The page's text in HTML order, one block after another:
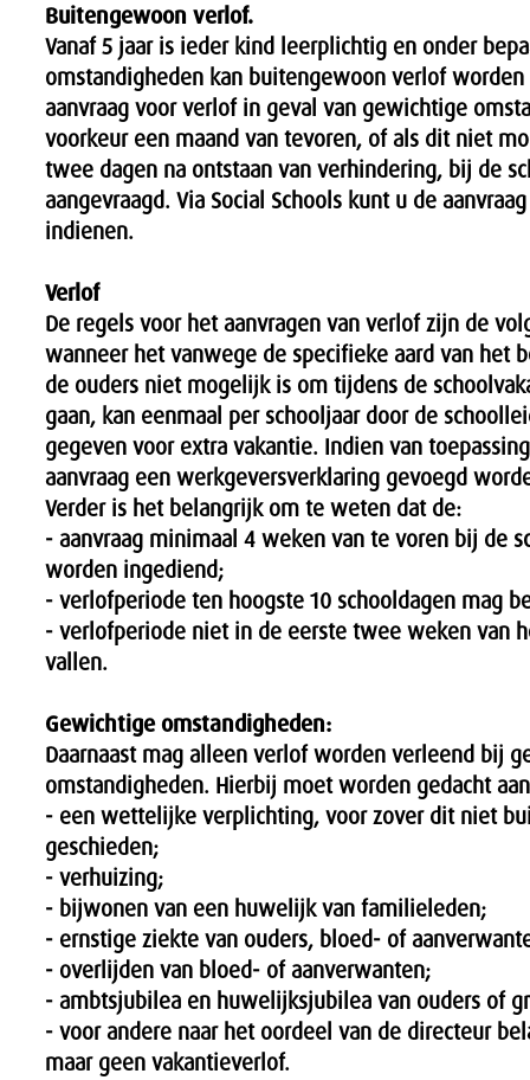
Buitengewoon verlof.
Vanaf 5 jaar is ieder kind leerplichtig en onder
omstandigheden kan buitengewoon verlof worden
aanvraag voor verlof in geval van gewichtige
voorkeur een maand van tevoren, of als dit niet
twee dagen na ontstaan van verhindering, bij de
aangevraagd. Via Social Schools kunt u de
indienen.
Verlof
De regels voor het aanvragen van verlof zijn de
wanneer het vanwege de specifieke aard van het
de ouders niet mogelijk is om tijdens de
gaan, kan eenmaal per schooljaar door de
gegeven voor extra vakantie. Indien van
aanvraag een werkgeversverklaring gevoegd
Verder is het belangrijk om te weten dat de:
- aanvraag minimaal 4 weken van te voren bij de
worden ingediend;
- verlofperiode ten hoogste 10 schooldagen mag
- verlofperiode niet in de eerste twee weken van
vallen.
Gewichtige omstandigheden:
Daarnaast mag alleen verlof worden verleend bij
omstandigheden. Hierbij moet worden gedacht
- een wettelijke verplichting, voor zover dit niet
geschieden;
- verhuizing;
- bijwonen van een huwelijk van familieleden;
- ernstige ziekte van ouders, bloed- of
- overlijden van bloed- of aanverwanten;
- ambtsjubilea en huwelijksjubilea van ouders of
- voor andere naar het oordeel van de directeur
maar geen vakantieverlof.